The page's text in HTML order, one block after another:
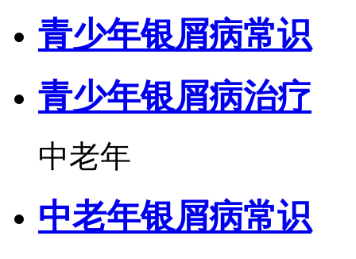
青少年银屑病常识
青少年银屑病治疗
中老年
中老年银屑病常识